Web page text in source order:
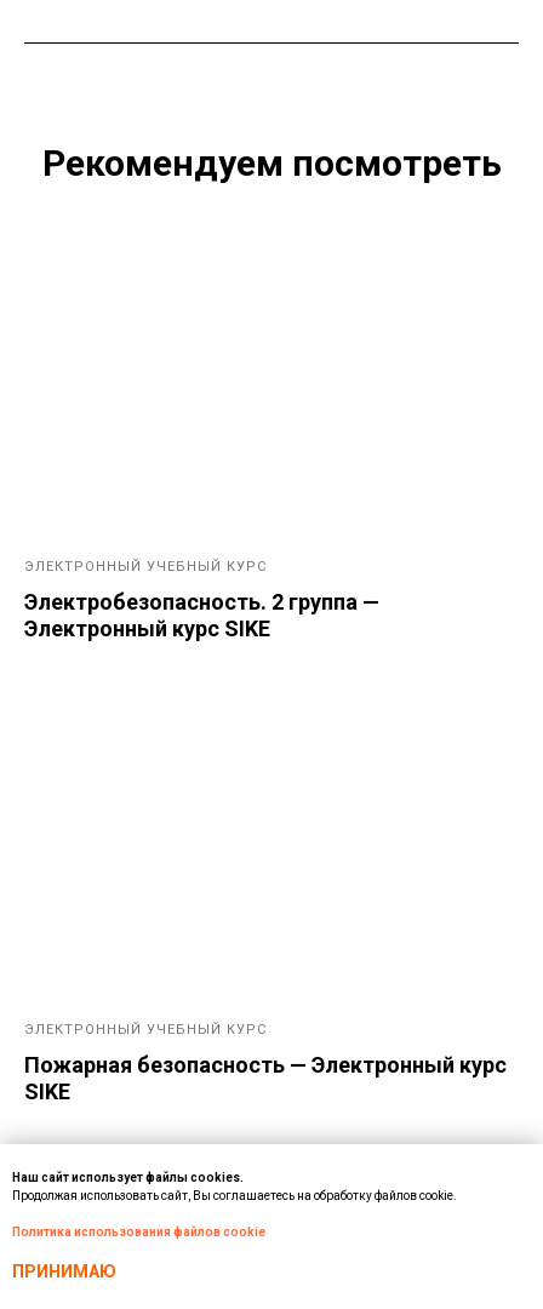
Рекомендуем посмотреть
ЭЛЕКТРОННЫЙ УЧЕБНЫЙ КУРС
Электробезопасность. 2 группа —
Электронный курс SIKE
ЭЛЕКТРОННЫЙ УЧЕБНЫЙ КУРС
Пожарная безопасность — Электронный курс
SIKE
Наш сайт использует файлы cookies.
Продолжая использовать сайт, Вы соглашаетесь на обработку файлов cookie.
Политика использования файлов cookie
ПРИНИМАЮ